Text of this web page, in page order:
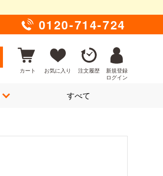
0120-714-724
カート お気に入り 注文履歴
新規登録
ログイン
すべて